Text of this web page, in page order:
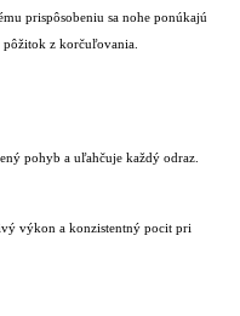
prispôsobeniu sa nohe ponúkajú
z korčuľovania.
pohyb a uľahčuje každý odraz.
výkon a konzistentný pocit pri